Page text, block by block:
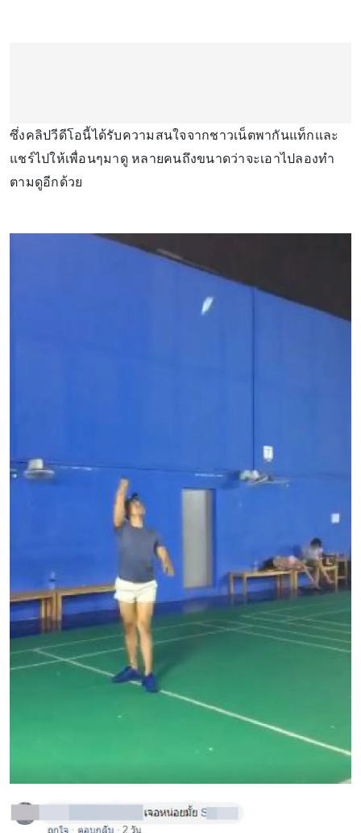
ซึ่งคลิปวีดีโอนี้ได้รับความสนใจจากชาวเน็ตพากันแท็กและ
แชร์ไปให้เพื่อนๆมาดู หลายคนถึงขนาดว่าจะเอาไปลองทำ
ตามดูอีกด้วย